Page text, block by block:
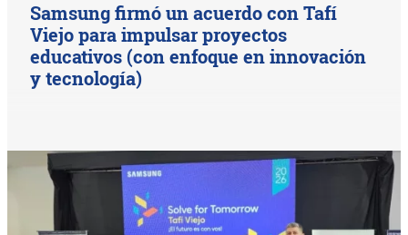
Samsung firmó un acuerdo con Tafí
Viejo para impulsar proyectos
educativos (con enfoque en innovación
y tecnología)